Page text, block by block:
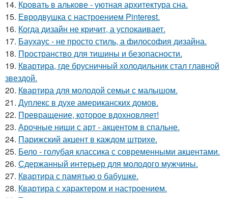
14. Кровать в алькове - уютная архитектура сна.
15. Евродвушка с настроением Pinterest.
16. Когда дизайн не кричит, а успокаивает.
17. Баухаус - не просто стиль, а философия дизайна.
18. Пространство для тишины и безопасности.
19. Квартира, где брусничный холодильник стал главной
звездой.
20. Квартира для молодой семьи с малышом.
21. Дуплекс в духе американских домов.
22. Превращение, которое вдохновляет!
23. Арочные ниши с арт - акцентом в спальне.
24. Парижский акцент в каждом штрихе.
25. Бело - голубая классика с современными акцентами.
26. Сдержанный интерьер для молодого мужчины.
27. Квартира с памятью о бабушке.
28. Квартира с характером и настроением.